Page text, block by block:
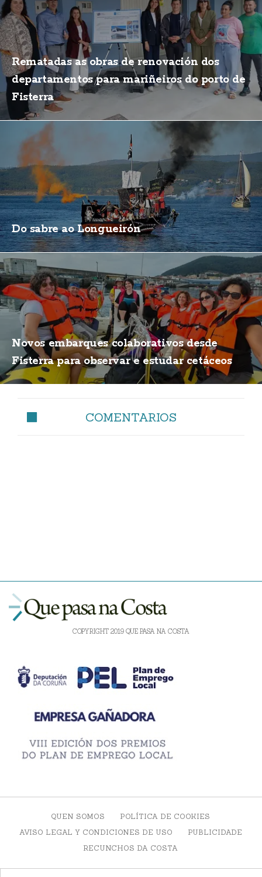
Rematadas as obras de renovación dos
departamentos para mariñeiros do porto de
Fisterra
Do sabre ao Longueirón
Novos embarques colaborativos desde
Fisterra para observar e estudar cetáceos
COMENTARIOS
COPYRIGHT 2019 QUE PASA NA COSTA
QUEN SOMOS
POLÍTICA DE COOKIES
AVISO LEGAL Y CONDICIONES DE USO
PUBLICIDADE
RECUNCHOS DA COSTA